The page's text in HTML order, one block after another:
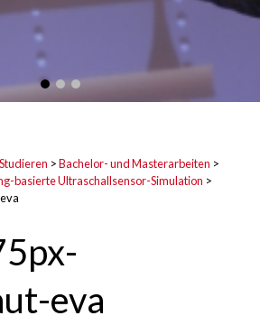
Studieren >Bachelor- und Masterarbeiten >
basierte Ultraschallsensor-Simulation >
eva